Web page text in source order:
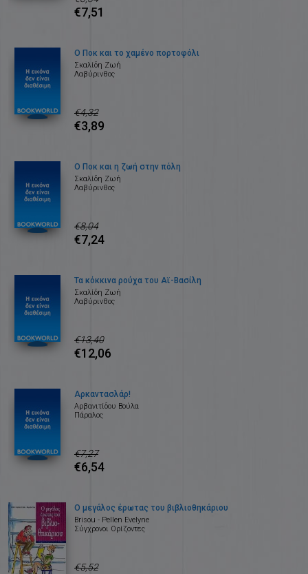
€7,51
Ο Ποκ και το χαμένο πορτοφόλι
Σκαλίδη Ζωή
Λαβύρινθος
€4,32
€3,89
Ο Ποκ και η ζωή στην πόλη
Σκαλίδη Ζωή
Λαβύρινθος
€8,04
€7,24
Τα κόκκινα ρούχα του Αϊ-Βασίλη
Σκαλίδη Ζωή
Λαβύρινθος
€13,40
€12,06
Αρκαντασλάρ!
Αρβανιτίδου Βούλα
Πάραλος
€7,27
€6,54
Ο μεγάλος έρωτας του βιβλιοθηκάριου
Brisou - Pellen Evelyne
Σύγχρονοι Ορίζοντες
€5,52